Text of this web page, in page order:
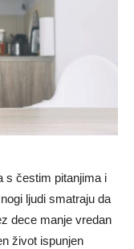
s čestim pitanjima i
ljudi smatraju da
dece manje vredan
život ispunjen